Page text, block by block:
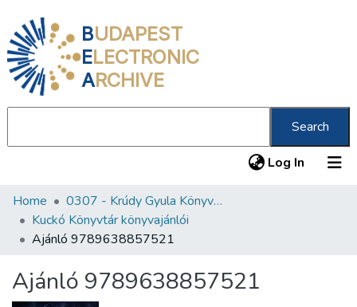
BUDAPEST
ELECTRONIC
ARCHIVE
Search
Log In (current)
Communities & Collections
All of DSpace
About us
Home
0307 - Krúdy Gyula Könyvtár
Kuckó Könyvtár könyvajánlói
Ajánló 9789638857521
Ajánló 9789638857521